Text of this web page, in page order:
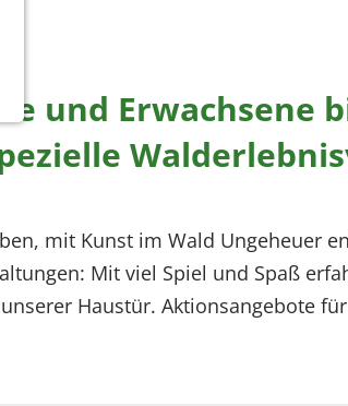
und
mit Kunst im Wald Ungeheuer
Mit viel Spiel und Spaß
Haustür. Aktionsangebote